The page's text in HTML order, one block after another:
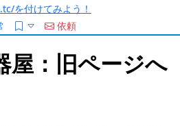
を付けてみよう！
依頼